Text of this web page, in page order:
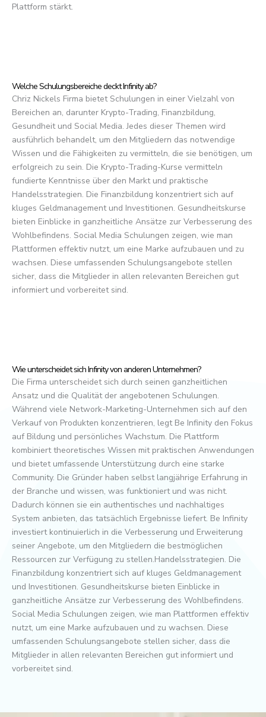
Plattform stärkt.
Welche Schulungsbereiche deckt Infinity ab?
Chriz Nickels Firma bietet Schulungen in einer Vielzahl von
Bereichen an, darunter Krypto-Trading, Finanzbildung,
Gesundheit und Social Media. Jedes dieser Themen wird
ausführlich behandelt, um den Mitgliedern das notwendige
Wissen und die Fähigkeiten zu vermitteln, die sie benötigen, um
erfolgreich zu sein. Die Krypto-Trading-Kurse vermitteln
fundierte Kenntnisse über den Markt und praktische
Handelsstrategien. Die Finanzbildung konzentriert sich auf
kluges Geldmanagement und Investitionen. Gesundheitskurse
bieten Einblicke in ganzheitliche Ansätze zur Verbesserung des
Wohlbefindens. Social Media Schulungen zeigen, wie man
Plattformen effektiv nutzt, um eine Marke aufzubauen und zu
wachsen. Diese umfassenden Schulungsangebote stellen
sicher, dass die Mitglieder in allen relevanten Bereichen gut
informiert und vorbereitet sind.
Wie unterscheidet sich Infinity von anderen Unternehmen?
Die Firma unterscheidet sich durch seinen ganzheitlichen
Ansatz und die Qualität der angebotenen Schulungen.
Während viele Network-Marketing-Unternehmen sich auf den
Verkauf von Produkten konzentrieren, legt Be Infinity den Fokus
auf Bildung und persönliches Wachstum. Die Plattform
kombiniert theoretisches Wissen mit praktischen Anwendungen
und bietet umfassende Unterstützung durch eine starke
Community. Die Gründer haben selbst langjährige Erfahrung in
der Branche und wissen, was funktioniert und was nicht.
Dadurch können sie ein authentisches und nachhaltiges
System anbieten, das tatsächlich Ergebnisse liefert. Be Infinity
investiert kontinuierlich in die Verbesserung und Erweiterung
seiner Angebote, um den Mitgliedern die bestmöglichen
Ressourcen zur Verfügung zu stellen.Handelsstrategien. Die
Finanzbildung konzentriert sich auf kluges Geldmanagement
und Investitionen. Gesundheitskurse bieten Einblicke in
ganzheitliche Ansätze zur Verbesserung des Wohlbefindens.
Social Media Schulungen zeigen, wie man Plattformen effektiv
nutzt, um eine Marke aufzubauen und zu wachsen. Diese
umfassenden Schulungsangebote stellen sicher, dass die
Mitglieder in allen relevanten Bereichen gut informiert und
vorbereitet sind.